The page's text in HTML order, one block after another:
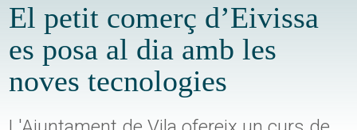
El petit comerç d’Eivissa
es posa al dia amb les
noves tecnologies